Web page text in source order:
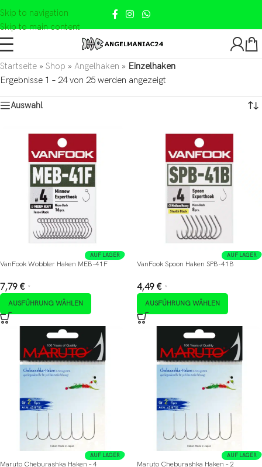
Skip to navigation
Skip to main content
Startseite » Shop » Angelhaken » Einzelhaken
Ergebnisse 1 – 24 von 25 werden angezeigt
Auswahl
AUF LAGER
VanFook Wobbler Haken MEB-41F
7,79 € *
AUSFÜHRUNG WÄHLEN
AUF LAGER
VanFook Spoon Haken SPB-41B
4,49 € *
AUSFÜHRUNG WÄHLEN
AUF LAGER
Maruto Cheburashka Haken – 4
AUF LAGER
Maruto Cheburashka Haken – 2